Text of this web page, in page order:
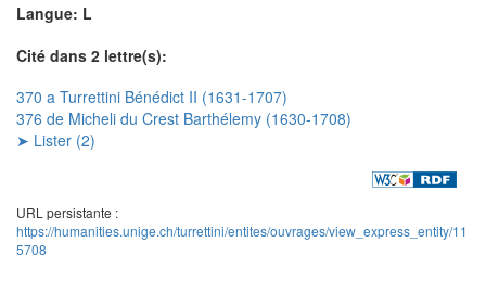
Langue: L
Cité dans 2 lettre(s):
370 a Turrettini Bénédict II (1631-1707)
376 de Micheli du Crest Barthélemy (1630-1708)
➤ Lister (2)
URL persistante :
https://humanities.unige.ch/turrettini/entites/ouvrages/view_express_entity/11
5708